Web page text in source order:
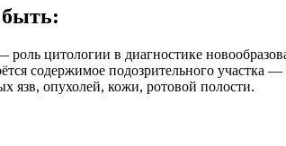
содержимое подозрительного участка
язв, опухолей, кожи, ротовой полости.